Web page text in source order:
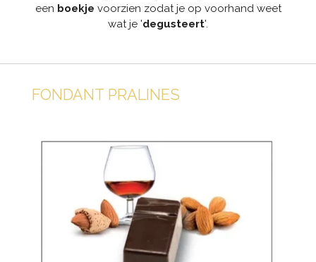
een boekje voorzien zodat je op voorhand weet
wat je 'degusteert'.
FONDANT PRALINES